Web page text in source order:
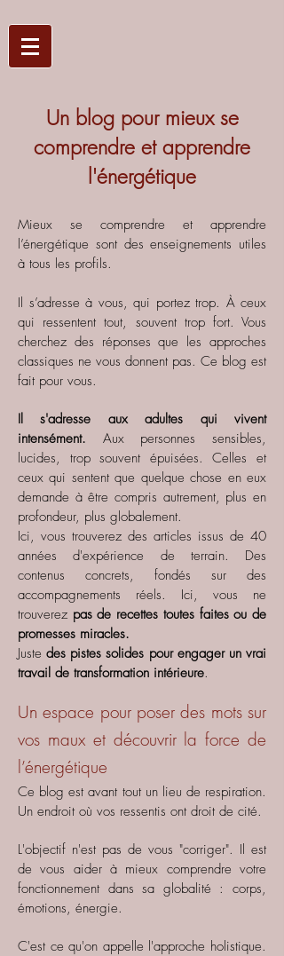
Un blog pour mieux se
comprendre et apprendre
l'énergétique
Mieux se comprendre et apprendre
l’énergétique sont des enseignements utiles
à tous les profils.
Il s’adresse à vous, qui portez trop. À ceux
qui ressentent tout, souvent trop fort. Vous
cherchez des réponses que les approches
classiques ne vous donnent pas. Ce blog est
fait pour vous.
Il s'adresse aux adultes qui vivent
intensément. Aux personnes sensibles,
lucides, trop souvent épuisées. Celles et
ceux qui sentent que quelque chose en eux
demande à être compris autrement, plus en
profondeur, plus globalement.
Ici, vous trouverez des articles issus de 40
années d'expérience de terrain. Des
contenus concrets, fondés sur des
accompagnements réels. Ici, vous ne
trouverez pas de recettes toutes faites ou de
promesses miracles.
Justedes pistes solides pour engager un vrai
travail de transformation intérieure.
Un espace pour poser des mots sur
vos maux et découvrir la force de
l’énergétique
Ce blog est avant tout un lieu de respiration.
Un endroit où vos ressentis ont droit de cité.
L'objectif n'est pas de vous "corriger". Il est
de vous aider à mieux comprendre votre
fonctionnement dans sa globalité : corps,
émotions, énergie.
C'est ce qu'on appelle l'approche holistique.